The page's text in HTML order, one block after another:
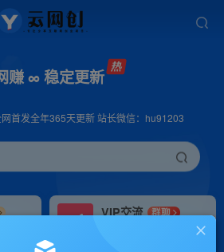
赚 ∞ 稳定更新
首发全年365天更新 站长微信：hu91203
VIP交流
群聊
研究探讨更多创业项目路子。